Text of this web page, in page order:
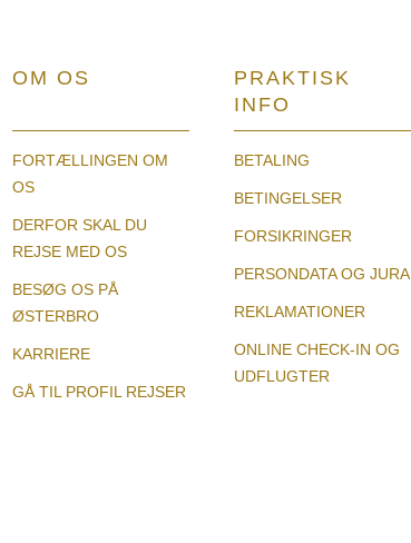
OM OS
FORTÆLLINGEN OM
OS
DERFOR SKAL DU
REJSE MED OS
BESØG OS PÅ
ØSTERBRO
KARRIERE
GÅ TIL PROFIL REJSER
PRAKTISK
INFO
BETALING
BETINGELSER
FORSIKRINGER
PERSONDATA OG JURA
REKLAMATIONER
ONLINE CHECK-IN OG
UDFLUGTER